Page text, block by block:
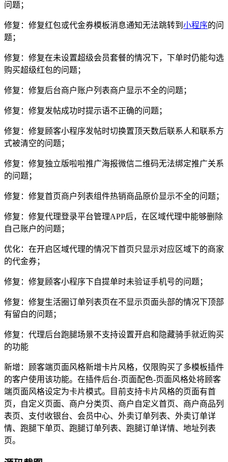
问题；
修复：修复红包或代金券模板消息通知无法跳转到 小程序的问
题；
修复：修复在未设置超级会员套餐的情况下，下单时仍能勾选
购买超级红包的问题；
修复：修复后台商户账户列表商户显示不全的问题；
修复：修复发帖成功时提示语不正确的问题；
修复：修复顾客小程序发帖时切换置顶天数后联系人和联系方
式被清空的问题；
修复：修复独立版啦啦推广海报微信二维码无法绑定推广关系
的问题；
修复：修复首页商户列表组件热销商品原价显示不全的问题；
修复：修复代理登录平台管理APP后，在区域代理中能够删除
自己账户的问题；
优化：在开启区域代理的情况下首页只显示对应区域下的商家
的代金券；
修复：修复顾客小程序下自提单时未验证手机号的问题；
修复：修复生活圈订单列表页在不显示页面头部的情况下顶部
有留白的问题；
修复：代理后台跑腿场景不支持设置开启和隐藏骑手就近购买
的功能
新增：顾客端页面风格新增卡片风格，仅限购买了多模板插件
的客户使用该功能。在插件后台-页面配色-页面风格处将顾客
端页面风格设定为卡片模式。目前支持卡片风格的页面有首
页，自定义页面、商户分类页、商户自定义首页、商户商品列
表页、支付收银台、会员中心、外卖订单列表、外卖订单详
情、跑腿下单页、跑腿订单列表、跑腿订单详情、地址列表
页。